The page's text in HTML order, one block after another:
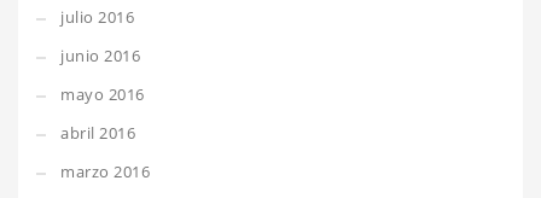
julio 2016
junio 2016
mayo 2016
abril 2016
marzo 2016